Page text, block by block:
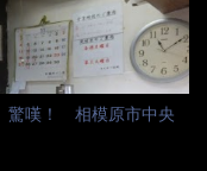
が伸びてしまうだろ
食べ進められるじゃな
して、山葵も2つ。 そ
！ これだよ、こ
湯までも入ってしま
ですな。 結局、伸び
官公庁や超大手企業戦
、ゴマスリ・・・てな
全国区（北海道と沖縄
手といっても過言では
ているので饂飩好きの
しい・・ そんな大手
驚嘆！ 相模原市中央